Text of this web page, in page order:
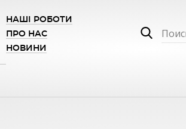
НАШІ РОБОТИ
ПРО НАС
НОВИНИ